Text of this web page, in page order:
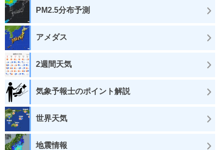
PM2.5分布予測
アメダス
2週間天気
気象予報士のポイント解説
世界天気
地震情報